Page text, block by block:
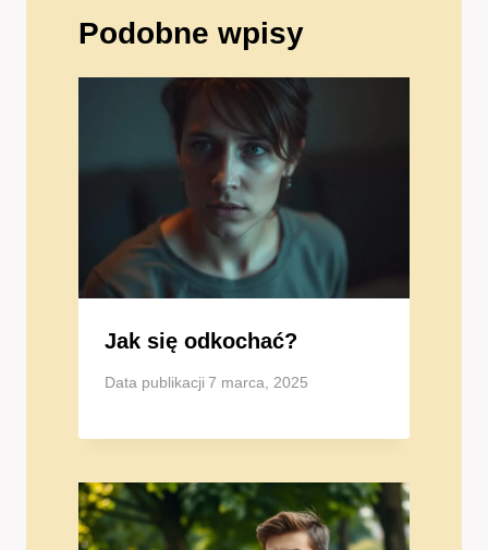
Podobne wpisy
Jak się odkochać?
Data publikacji 7 marca, 2025